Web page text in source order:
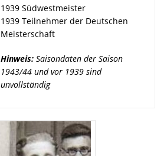
1939 Südwestmeister
1939 Teilnehmer der Deutschen
Meisterschaft
Hinweis: Saisondaten der Saison
1943/44 und vor 1939 sind
unvollständig